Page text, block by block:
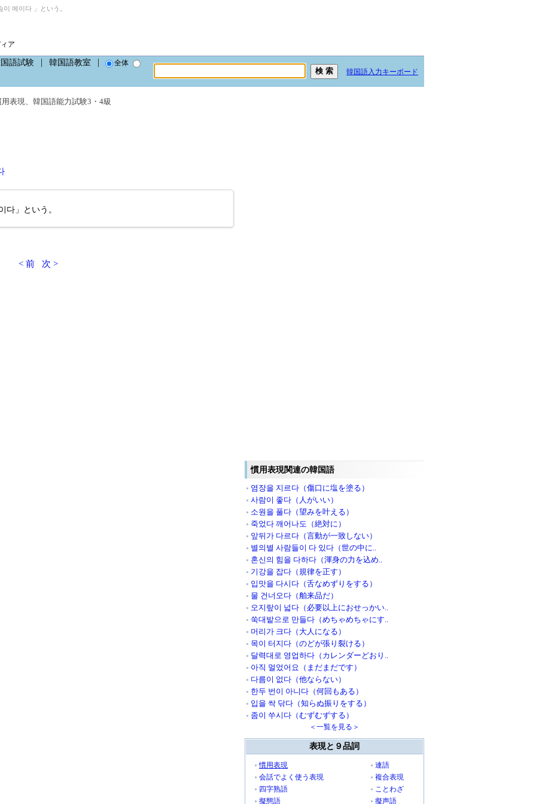
메이다 」という。
ア
語試験 韓国語教室
全体
韓国語入力キーボード
用表現、 韓国語能力試験3・4級
다」という。
< 前 次 >
慣用表現関連の韓国語
염장을 지르다（傷口に塩を塗る）
사람이 좋다（人がいい）
소원을 풀다（望みを叶える）
죽었다 깨어나도（絶対に）
앞뒤가 다르다（言動が一致しない）
별의별 사람들이 다 있다（世の中に..
혼신의 힘을 다하다（渾身の力を込め..
기강을 잡다（規律を正す）
입맛을 다시다（舌なめずりをする）
물 건너오다（舶来品だ）
오지랖이 넓다（必要以上におせっかい..
쑥대밭으로 만들다（めちゃめちゃにす..
머리가 크다（大人になる）
목이 터지다（のどが張り裂ける）
달력대로 영업하다（カレンダーどおり..
아직 멀었어요（まだまだです）
다름이 없다（他ならない）
한두 번이 아니다（何回もある）
입을 싹 닦다（知らぬ振りをする）
좀이 쑤시다（むずむずする）
＜一覧を見る＞
表現と９品詞
慣用表現
連語
会話でよく使う表現
複合表現
四字熟語
ことわざ
擬態語
擬声語